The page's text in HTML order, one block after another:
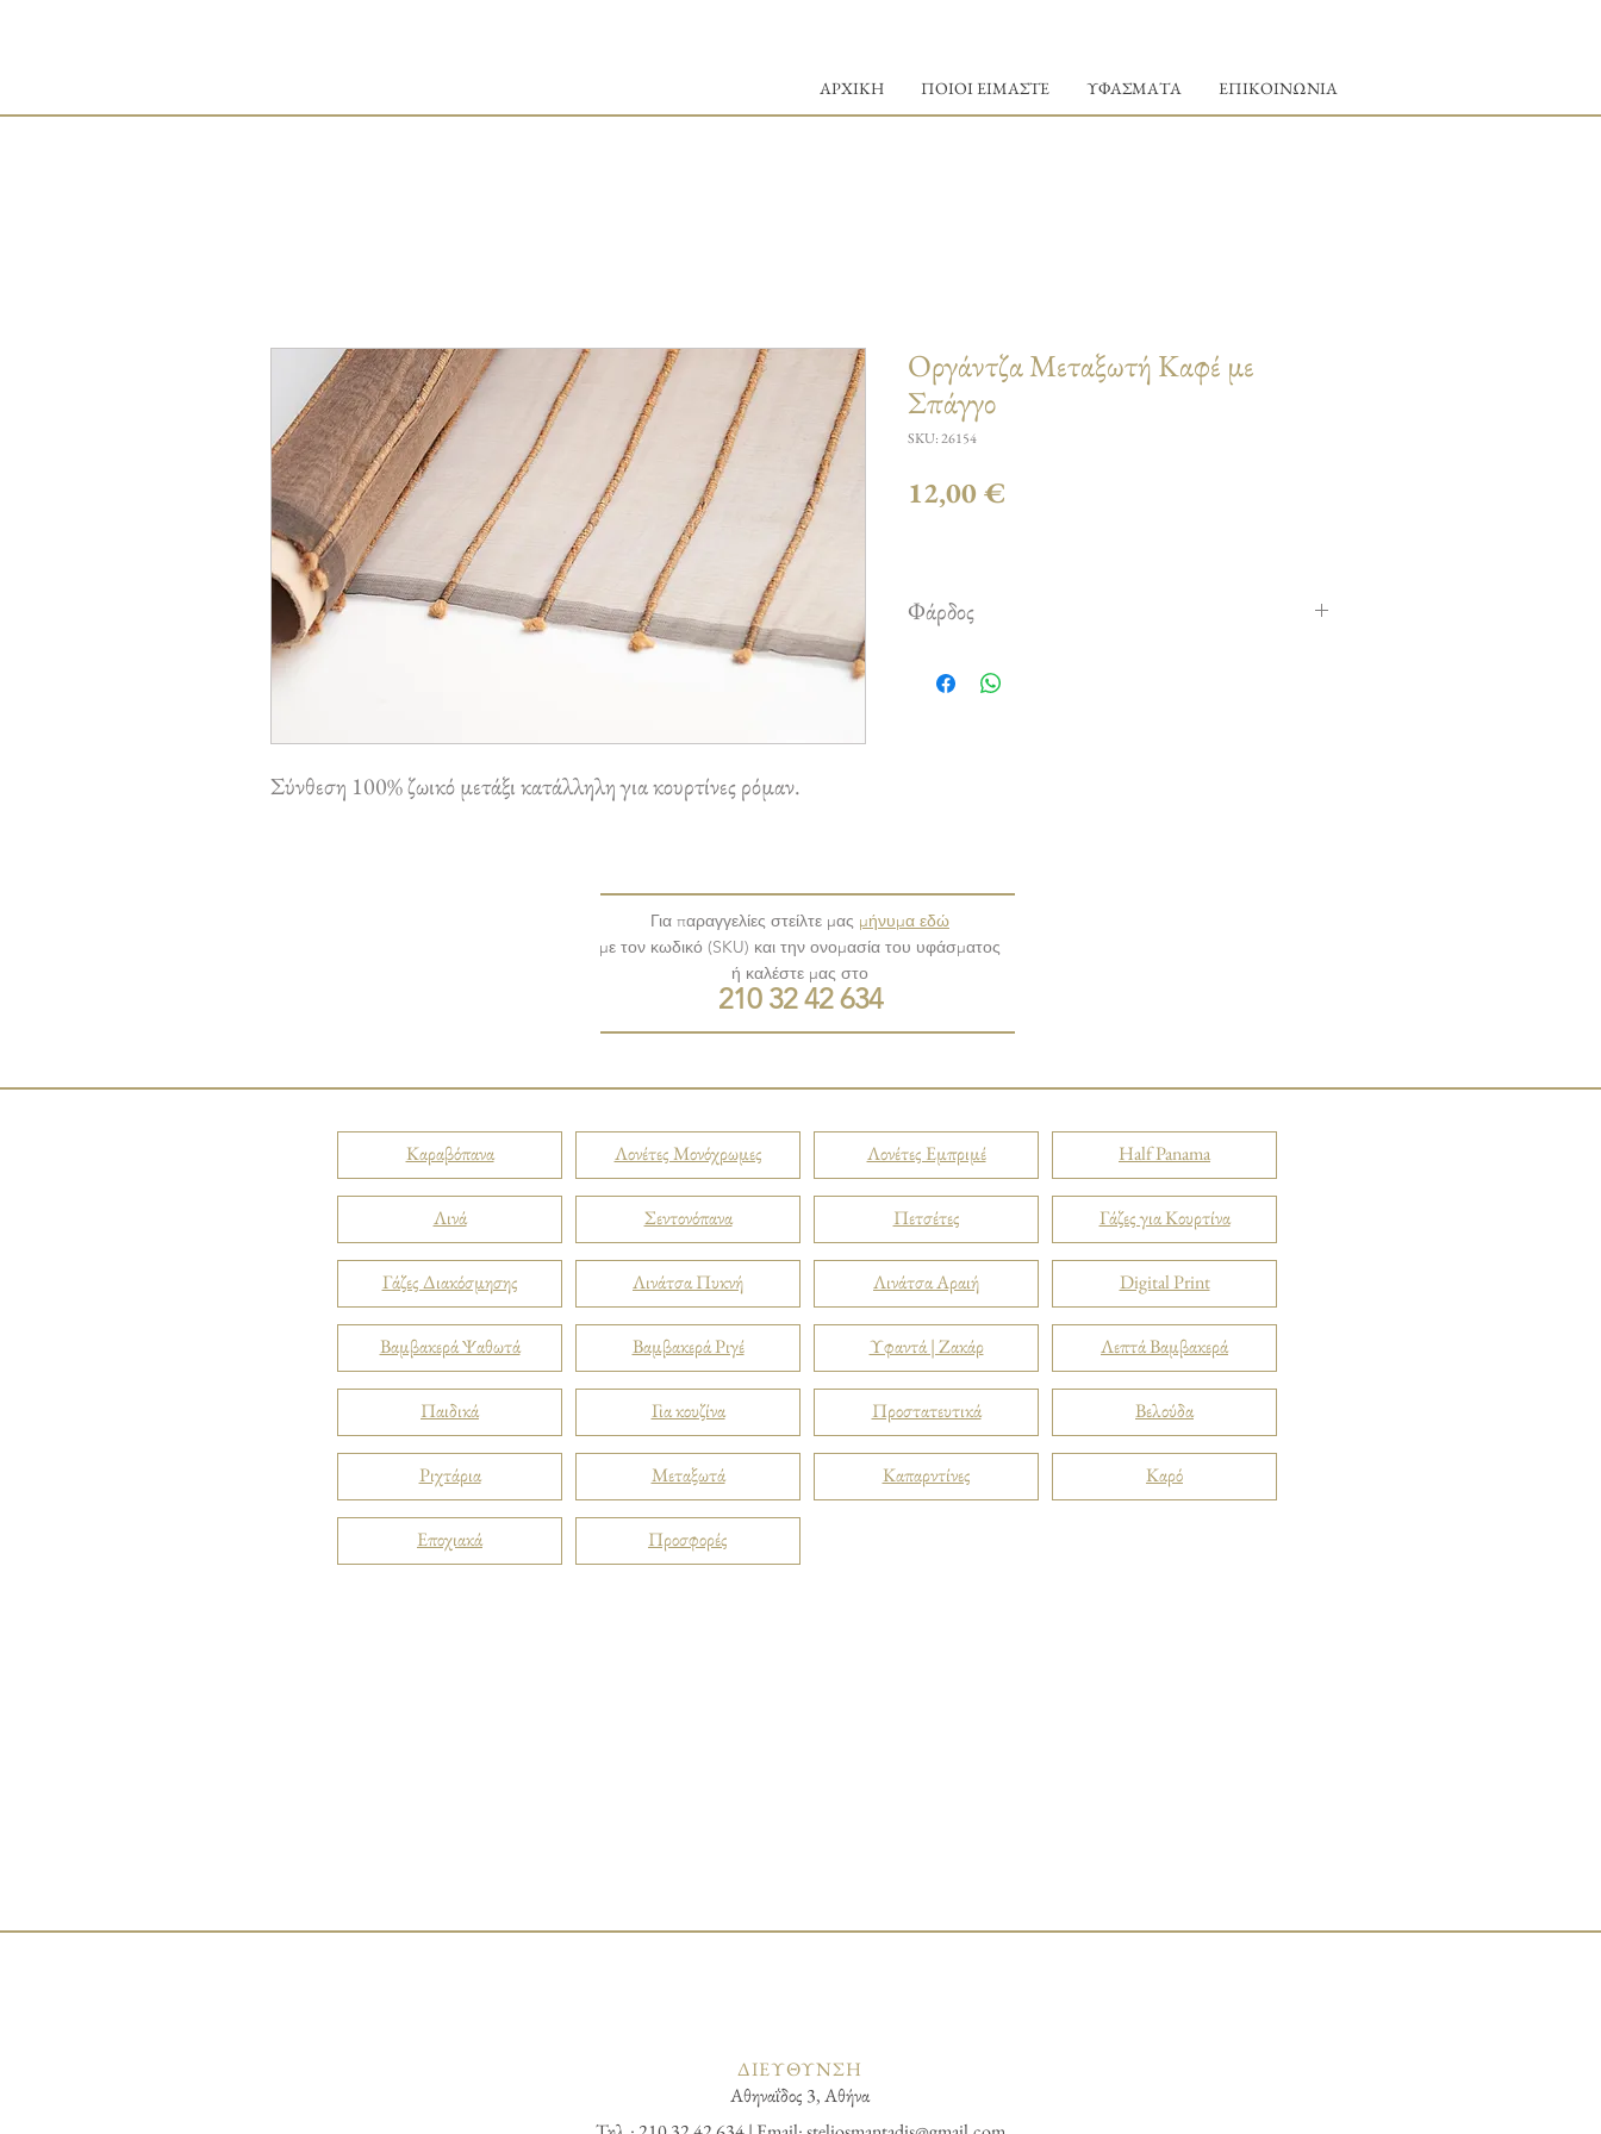
ΑΡΧΙΚΗ ΠΟΙΟΙ ΕΙΜΑΣΤΕ ΥΦΑΣΜΑΤΑ ΕΠΙΚΟΙΝΩΝΙΑ
Σύνθεση 100% ζωικό μετάξι κατάλληλη για κουρτίνες ρόμαν.
Οργάντζα Μεταξωτή Καφέ με
Σπάγγο
SKU: 26154
12,00 €
Φάρδος
Για παραγγελίες στείλτε μας μήνυμα εδώ
με τον κωδικό (SKU) και την ονομασία του υφάσματος
ή καλέστε μας στο
210 32 42 634
Καραβόπανα
Λινά
Γάζες Διακόσμησης
Βαμβακερά Ψαθωτά
Παιδικά
Ριχτάρια
Εποχιακά
Λονέτες Μονόχρωμες
Σεντονόπανα
Λινάτσα Πυκνή
Βαμβακερά Ριγέ
Για κουζίνα
Μεταξωτά
Προσφορές
Λονέτες Εμπριμέ
Πετσέτες
Λινάτσα Αραιή
Υφαντά | Ζακάρ
Προστατευτικά
Καπαρντίνες
Half Panama
Γάζες για Κουρτίνα
Digital Print
Λεπτά Βαμβακερά
Βελούδα
Καρό
ΔΙΕΥΘΥΝΣΗ
Αθηναΐδος 3, Αθήνα